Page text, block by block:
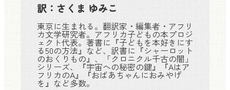
訳：さくま ゆみこ
東京に生まれる。翻訳家・編集者・アフリ
カ文学研究者。アフリカ子どもの本プロジ
ェクト代表。著書に『子どもを本好きにす
る50の方法』など、訳書に『シャーロット
のおくりもの』、「クロニクル千古の闇」
シリーズ、『宇宙への秘密の鍵』『Aはア
フリカのA』『おばあちゃんにおみやげ
を』など多数。